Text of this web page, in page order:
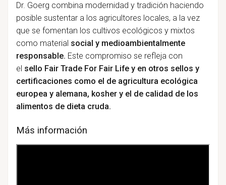
Dr. Goerg combina modernidad y tradición haciendo
posible sustentar a los agricultores locales, a la vez
que se fomentan los cultivos ecológicos y mixtos
como material social y medioambientalmente
responsable. Este compromiso se refleja con
el sello Fair Trade For Fair Life y en otros sellos y
certificaciones como el de agricultura ecológica
europea y alemana, kosher y el de calidad de los
alimentos de dieta cruda.
Más información